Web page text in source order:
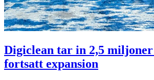
Digiclean tar in 2,5
fortsatt expansion